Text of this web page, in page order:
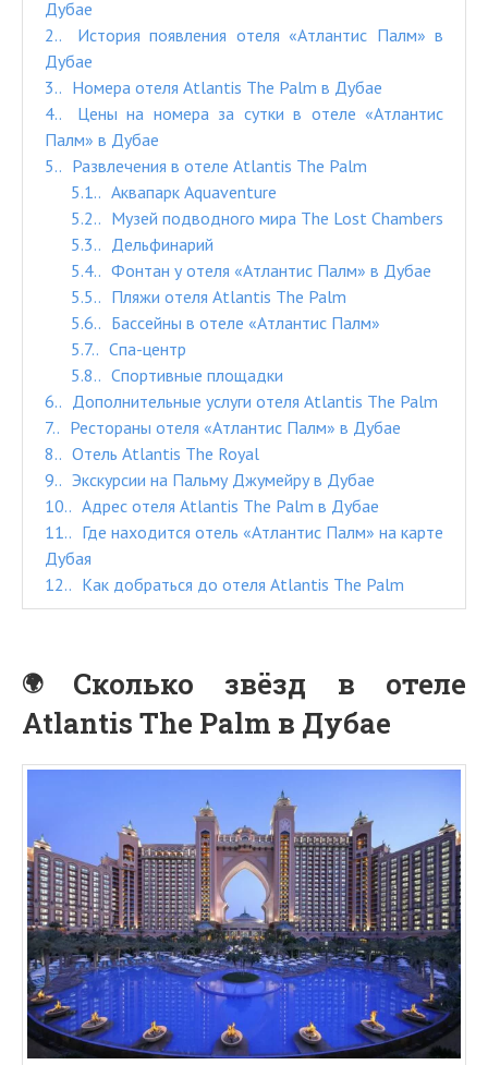
Дубае
2.
История появления отеля «Атлантис Палм» в
Дубае
3.
Номера отеля Atlantis The Palm в Дубае
4.
Цены на номера за сутки в отеле «Атлантис
Палм» в Дубае
5.
Развлечения в отеле Atlantis The Palm
5.1.
Аквапарк Aquaventure
5.2.
Музей подводного мира The Lost Chambers
5.3.
Дельфинарий
5.4.
Фонтан у отеля «Атлантис Палм» в Дубае
5.5.
Пляжи отеля Atlantis The Palm
5.6.
Бассейны в отеле «Атлантис Палм»
5.7.
Спа-центр
5.8.
Спортивные площадки
6.
Дополнительные услуги отеля Atlantis The Palm
7.
Рестораны отеля «Атлантис Палм» в Дубае
8.
Отель Atlantis The Royal
9.
Экскурсии на Пальму Джумейру в Дубае
10.
Адрес отеля Atlantis The Palm в Дубае
11.
Где находится отель «Атлантис Палм» на карте
Дубая
12.
Как добраться до отеля Atlantis The Palm
Сколько звёзд в отеле
Atlantis The Palm в Дубае